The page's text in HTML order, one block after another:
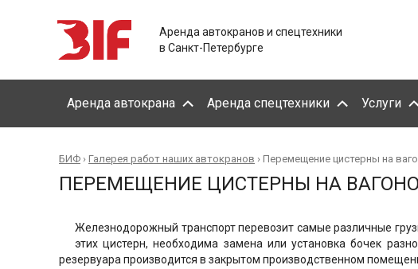
Аренда автокранов и спецтехники
в Санкт-Петербурге
Аренда автокрана Аренда спецтехники Услуги
БИФ › Галерея работ наших автокранов › Перемещение цистерны на
ПЕРЕМЕЩЕНИЕ ЦИСТЕРНЫ НА
Железнодорожный транспорт перевозит самые различные
этих цистерн, необходима замена или установка бочек
резервуара производится в закрытом производственном